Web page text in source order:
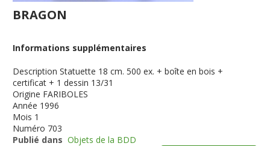
BRAGON
Informations supplémentaires
Description Statuette 18 cm. 500 ex. + boîte en bois +
certificat + 1 dessin 13/31
Origine FARIBOLES
Année 1996
Mois 1
Numéro 703
Publié dans Objets de la BDD